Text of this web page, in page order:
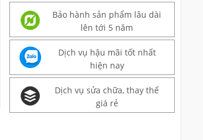
Bảo hành sản phẩm lâu dài
lên tới 5 năm
Dịch vụ hậu mãi tốt nhất
hiện nay
Dịch vụ sửa chữa, thay thế
giá rẻ